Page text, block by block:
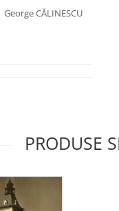
George CĂLINESCU
PRODUSE